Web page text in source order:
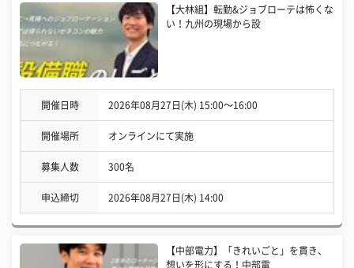
【大林組】転勤&ジョブローテは怖くな
い！九州の現場から設
開催日時 2026年08月27日(木) 15:00〜16:00
開催場所 オンラインにて実施
募集人数 300名
申込締切 2026年08月27日(木) 14:00
【中部電力】「きれいごと」を貫き、
想いを形にする！中部電